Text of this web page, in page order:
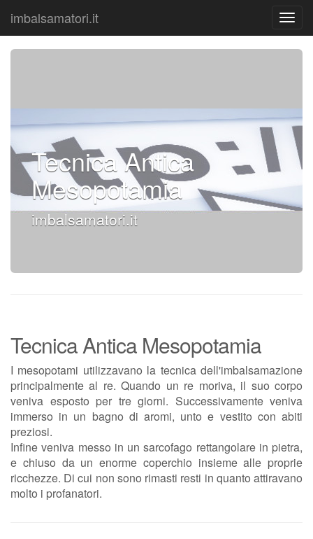
imbalsamatori.it
Tecnica Antica
Mesopotamia
imbalsamatori.it
Tecnica Antica Mesopotamia
I mesopotami utilizzavano la tecnica dell'imbalsamazione
principalmente al re. Quando un re moriva, il suo corpo
veniva esposto per tre giorni. Successivamente veniva
immerso in un bagno di aromi, unto e vestito con abiti
preziosi.
Infine veniva messo in un sarcofago rettangolare in pietra,
e chiuso da un enorme coperchio insieme alle proprie
ricchezze. Di cui non sono rimasti resti in quanto attiravano
molto i profanatori.